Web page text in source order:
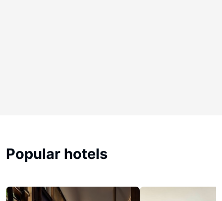
Popular hotels